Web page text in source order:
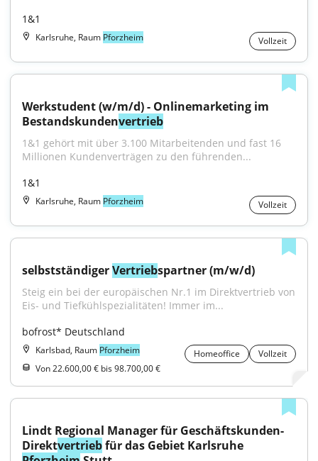
1&1
Karlsruhe, Raum Pforzheim Vollzeit
Werkstudent (w/m/d) - Onlinemarketing im
Bestandskundenvertrieb
1&1 gehört mit über 3.100 Mitarbeitenden und fast 16
Millionen Kundenverträgen zu den führenden...
1&1
Karlsruhe, Raum Pforzheim Vollzeit
selbstständiger Vertriebspartner (m/w/d)
Steig ein bei der europäischen Nr.1 im Direktvertrieb von
Eis- und Tiefkühlspezialitäten! Immer im...
bofrost* Deutschland
Karlsbad, Raum Pforzheim Homeoffice
Vollzeit
Von 22.600,00 € bis 98.700,00 €
Lindt Regional Manager für Geschäftskunden-
Direktvertrieb